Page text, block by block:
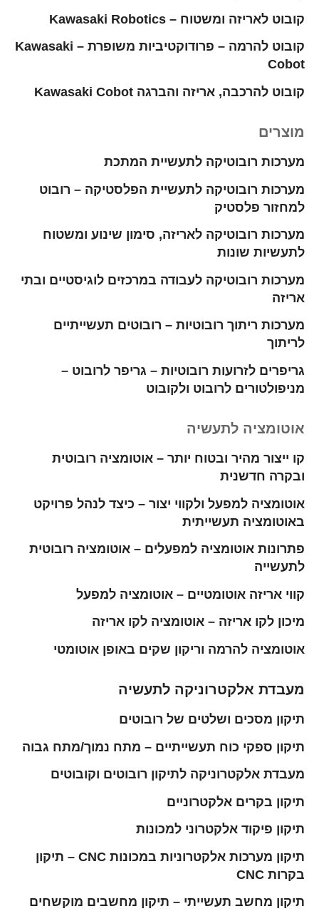
קובוט לאריזה ומשטוח – Kawasaki Robotics
קובוט להרמה – פרודוקטיביות משופרת – Kawasaki
Cobot
קובוט להרכבה, אריזה והברגה Kawasaki Cobot
מוצרים
מערכות רובוטיקה לתעשיית המתכת
מערכות רובוטיקה לתעשיית הפלסטיקה – רובוט
למחזור פלסטיק
מערכות רובוטיקה לאריזה, סימון שינוע ומשטוח
לתעשיות שונות
מערכות רובוטיקה לעבודה במרכזים לוגיסטיים ובתי
אריזה
מערכות ריתוך רובוטיות – רובוטים תעשייתיים
לריתוך
גריפרים לזרועות רובוטיות – גריפר לרובוט –
מניפולטורים לרובוט ולקובוט
אוטומציה לתעשיה
קו ייצור מהיר ובטוח יותר – אוטומציה רובוטית
ובקרה חדשנית
אוטומציה למפעל ולקווי יצור – כיצד לנהל פרויקט
באוטומציה תעשייתית
פתרונות אוטומציה למפעלים – אוטומציה רובוטית
לתעשייה
קווי אריזה אוטומטיים – אוטומציה למפעל
מיכון לקו אריזה – אוטומציה לקו אריזה
אוטומציה להרמה וריקון שקים באופן אוטומטי
מעבדת אלקטרוניקה לתעשיה
תיקון מסכים ושלטים של רובוטים
תיקון ספקי כוח תעשייתיים – מתח נמוך/מתח גבוה
מעבדת אלקטרוניקה לתיקון רובוטים וקובוטים
תיקון בקרים אלקטרוניים
תיקון פיקוד אלקטרוני למכונות
תיקון מערכות אלקטרוניות במכונות CNC – תיקון
בקרות CNC
תיקון מחשב תעשייתי – תיקון מחשבים מוקשחים